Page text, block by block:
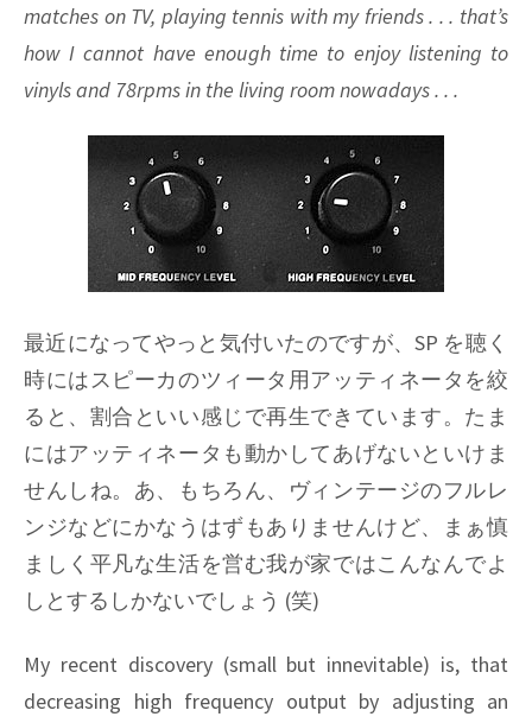
matches on TV, playing tennis with my friends . . . that’s
how I cannot have enough time to enjoy listening to
vinyls and 78rpms in the living room nowadays . . .
最近になってやっと気付いたのですが、SP を聴く
時にはスピーカのツィータ用アッティネータを絞
ると、割合といい感じで再生できています。たま
にはアッティネータも動かしてあげないといけま
せんしね。あ、もちろん、ヴィンテージのフルレ
ンジなどにかなうはずもありませんけど、まぁ慎
ましく平凡な生活を営む我が家ではこんなんでよ
しとするしかないでしょう (笑)
My recent discovery (small but innevitable) is, that
decreasing high frequency output by adjusting an